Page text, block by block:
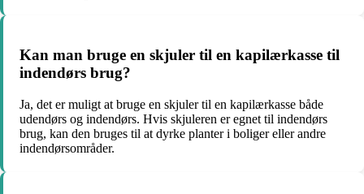
Kan man bruge en skjuler til en kapilærkasse til
indendørs brug?
Ja, det er muligt at bruge en skjuler til en kapilærkasse både
udendørs og indendørs. Hvis skjuleren er egnet til indendørs
brug, kan den bruges til at dyrke planter i boliger eller andre
indendørsområder.